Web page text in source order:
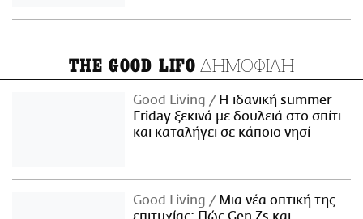
THE GOOD LIFO ΔΗΜΟΦΙΛΗ
Good Living
Η ιδανική summer
Friday ξεκινά με δουλειά στο σπίτι
και καταλήγει σε κάποιο νησί
Good Living
Μια νέα οπτική της